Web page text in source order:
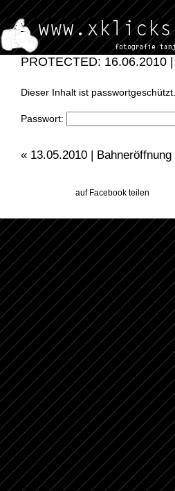
PROTECTED: 16.06.2010
Dieser Inhalt ist
Passwort:
« 13.05.2010 |
auf Facebook teilen